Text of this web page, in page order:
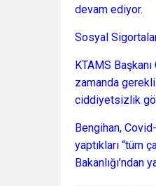
devam ediyor.
Sosyal
KTAMS
zamanda
ciddiyetsizlik
Bengihan,
yaptıkları “tüm
Bakanlığı’ndan